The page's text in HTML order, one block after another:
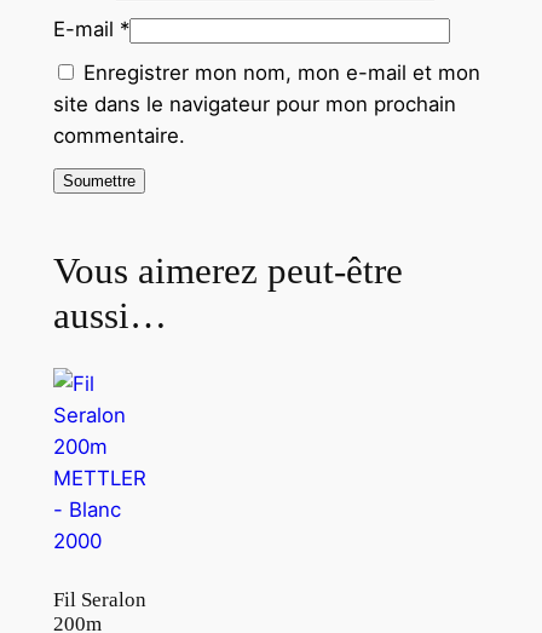
E-mail *
Enregistrer mon nom, mon e-mail et mon
site dans le navigateur pour mon prochain
commentaire.
Vous aimerez peut-être
aussi…
Fil Seralon
200m